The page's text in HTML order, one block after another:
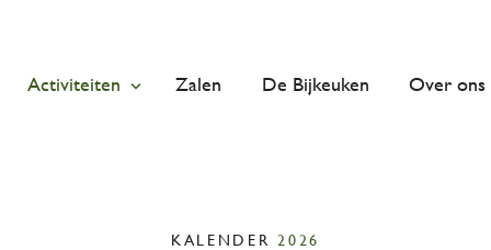
Activiteiten Zalen De Bijkeuken Over ons
KALENDER2026